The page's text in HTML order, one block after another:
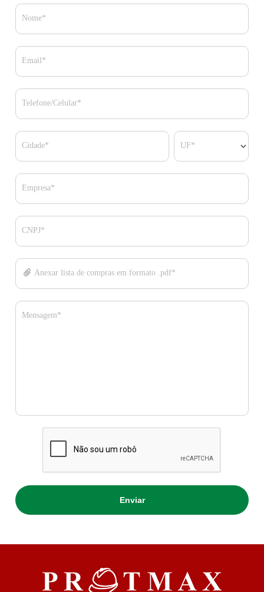
Nome*
Email*
Telefone/Celular*
Cidade* UF*
Empresa*
CNPJ*
Anexar lista de compras em formato .pdf*
Mensagem*